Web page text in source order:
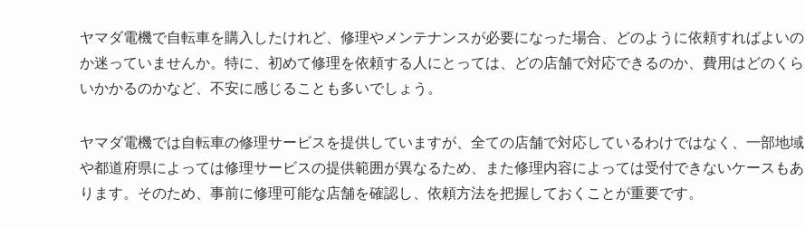
ヤマダ電機で自転車を購入したけれど、修理やメンテナンスが必要になった場合、どのように依頼すればよいの
か迷っていませんか。特に、初めて修理を依頼する人にとっては、どの店舗で対応できるのか、費用はどのくら
いかかるのかなど、不安に感じることも多いでしょう。
ヤマダ電機では自転車の修理サービスを提供していますが、全ての店舗で対応しているわけではなく、一部地域
や都道府県によっては修理サービスの提供範囲が異なるため、また修理内容によっては受付できないケースもあ
ります。そのため、事前に修理可能な店舗を確認し、依頼方法を把握しておくことが重要です。